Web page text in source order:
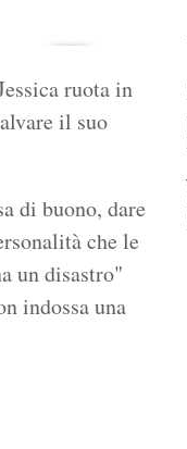
ruota in
il suo
di buono, dare
che le
un disastro"
indossa una